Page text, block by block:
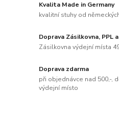
Kvalita Made in Germany
kvalitní stuhy od
Doprava Zásilkovna, PPL
Zásilkovna výdejní místa
Doprava zdarma
při objednávce nad 500,-,
výdejní místo